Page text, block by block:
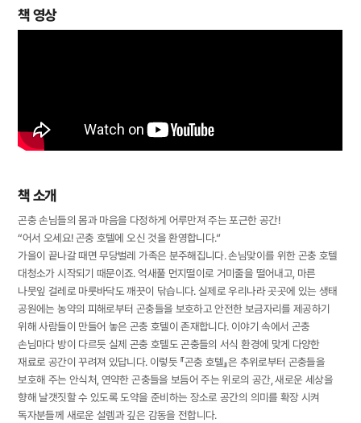
책 영상
책 소개
곤충 손님들의 몸과 마음을 다정하게 어루만져 주는 포근한 공간!
“어서 오세요! 곤충 호텔에 오신 것을 환영합니다.”
가을이 끝나갈 때면 무당벌레 가족은 분주해집니다. 손님맞이를 위한 곤충 호텔
대청소가 시작되기 때문이죠. 억새풀 먼지떨이로 거미줄을 떨어내고, 마른
나뭇잎 걸레로 마룻바닥도 깨끗이 닦습니다. 실제로 우리나라 곳곳에 있는 생태
공원에는 농약의 피해로부터 곤충들을 보호하고 안전한 보금자리를 제공하기
위해 사람들이 만들어 놓은 곤충 호텔이 존재합니다. 이야기 속에서 곤충
손님마다 방이 다르듯 실제 곤충 호텔도 곤충들의 서식 환경에 맞게 다양한
재료로 공간이 꾸려져 있답니다. 이렇듯 『곤충 호텔』은 추위로부터 곤충들을
보호해 주는 안식처, 연약한 곤충들을 보듬어 주는 위로의 공간, 새로운 세상을
향해 날갯짓할 수 있도록 도약을 준비하는 장소로 공간의 의미를 확장 시켜
독자분들께 새로운 설렘과 깊은 감동을 전합니다.